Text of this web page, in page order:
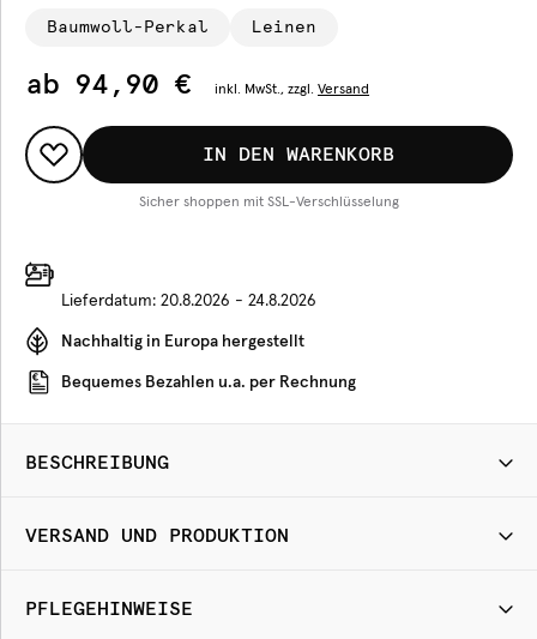
Baumwoll-Perkal Leinen
ab 94,90 € inkl. MwSt., zzgl. Versand
IN DEN WARENKORB
Sicher shoppen mit SSL-Verschlüsselung
Lieferdatum: 20.8.2026 - 24.8.2026
Nachhaltig in Europa hergestellt
Bequemes Bezahlen u.a. per Rechnung
BESCHREIBUNG
VERSAND UND PRODUKTION
PFLEGEHINWEISE